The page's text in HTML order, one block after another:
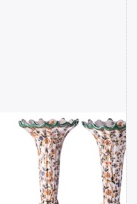
Porcelán-bronz
gyertyatartó
szarvasokkal